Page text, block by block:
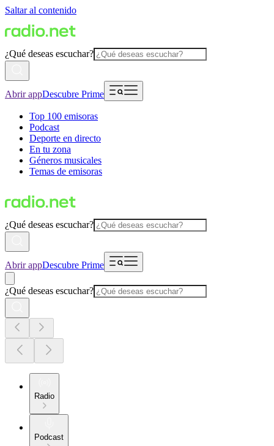
Saltar al contenido
¿Qué deseas escuchar?
Abrir appDescubre Prime
Top 100 emisoras
Podcast
Deporte en directo
En tu zona
Géneros musicales
Temas de emisoras
¿Qué deseas escuchar?
Abrir appDescubre Prime
¿Qué deseas escuchar?
Radio
Podcast